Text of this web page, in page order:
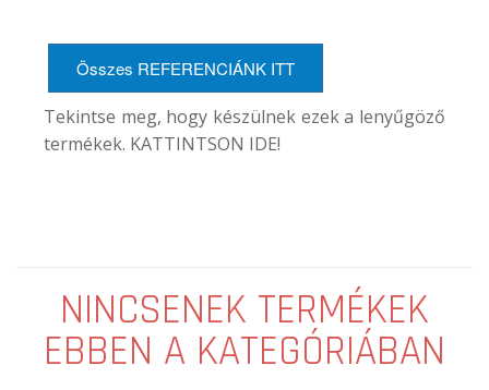
Összes REFERENCIÁNK ITT
Tekintse meg, hogy készülnek ezek a lenyűgöző
termékek. KATTINTSON IDE!
NINCSENEK TERMÉKEK
EBBEN A KATEGÓRIÁBAN